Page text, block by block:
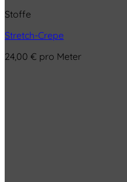
Stoffe
Stretch-Crepe
24,00 € pro Meter